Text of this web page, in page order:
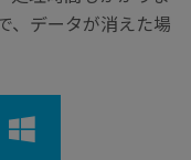
、データが消えた場